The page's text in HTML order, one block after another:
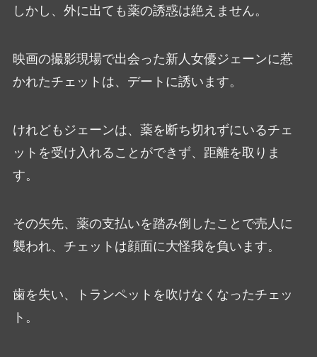
しかし、外に出ても薬の誘惑は絶えません。
映画の撮影現場で出会った新人女優ジェーンに惹
かれたチェットは、デートに誘います。
けれどもジェーンは、薬を断ち切れずにいるチェ
ットを受け入れることができず、距離を取りま
す。
その矢先、薬の支払いを踏み倒したことで売人に
襲われ、チェットは顔面に大怪我を負います。
歯を失い、トランペットを吹けなくなったチェッ
ト。